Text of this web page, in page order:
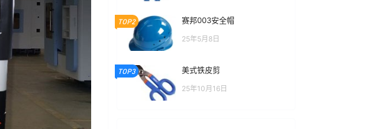
TOP2 赛邦003安全帽
25年5月8日
TOP3 美式铁皮剪
25年10月16日